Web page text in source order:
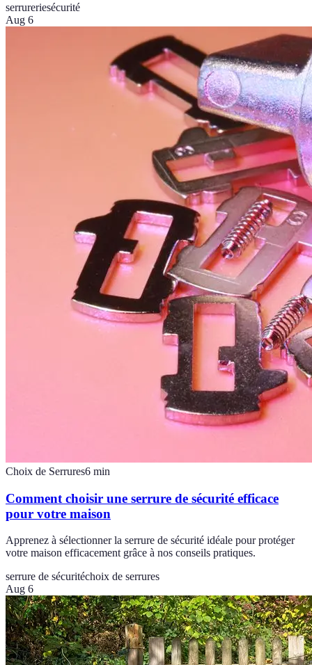
serrureriesécurité
Aug 6
Choix de Serrures6 min
Comment choisir une serrure de sécurité efficace
pour votre maison
Apprenez à sélectionner la serrure de sécurité idéale pour protéger
votre maison efficacement grâce à nos conseils pratiques.
serrure de sécuritéchoix de serrures
Aug 6